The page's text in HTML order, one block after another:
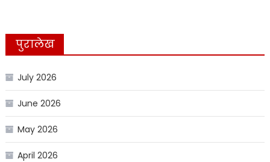
पुरालेख
July 2026
June 2026
May 2026
April 2026